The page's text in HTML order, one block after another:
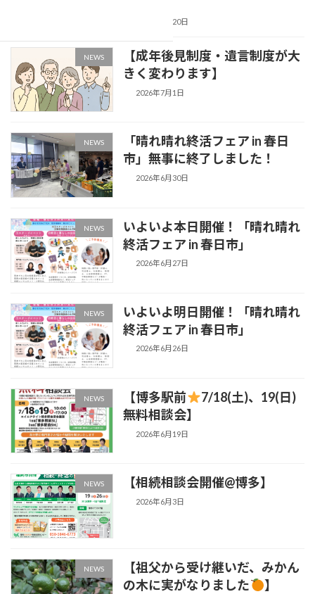
2026年7月20日
NEWS
【成年後見制度・遺言制度が大
きく変わります】
2026年7月1日
NEWS
「晴れ晴れ終活フェア in 春日
市」無事に終了しました！
2026年6月30日
NEWS
いよいよ本日開催！「晴れ晴れ
終活フェア in 春日市」
2026年6月27日
NEWS
いよいよ明日開催！「晴れ晴れ
終活フェア in 春日市」
2026年6月26日
NEWS 【博多駅前
7/18(土)、19(日)
無料相談会】
2026年6月19日
NEWS 【相続相談会開催@博多】
2026年6月3日
NEWS
【祖父から受け継いだ、みかん
の木に実がなりました
】